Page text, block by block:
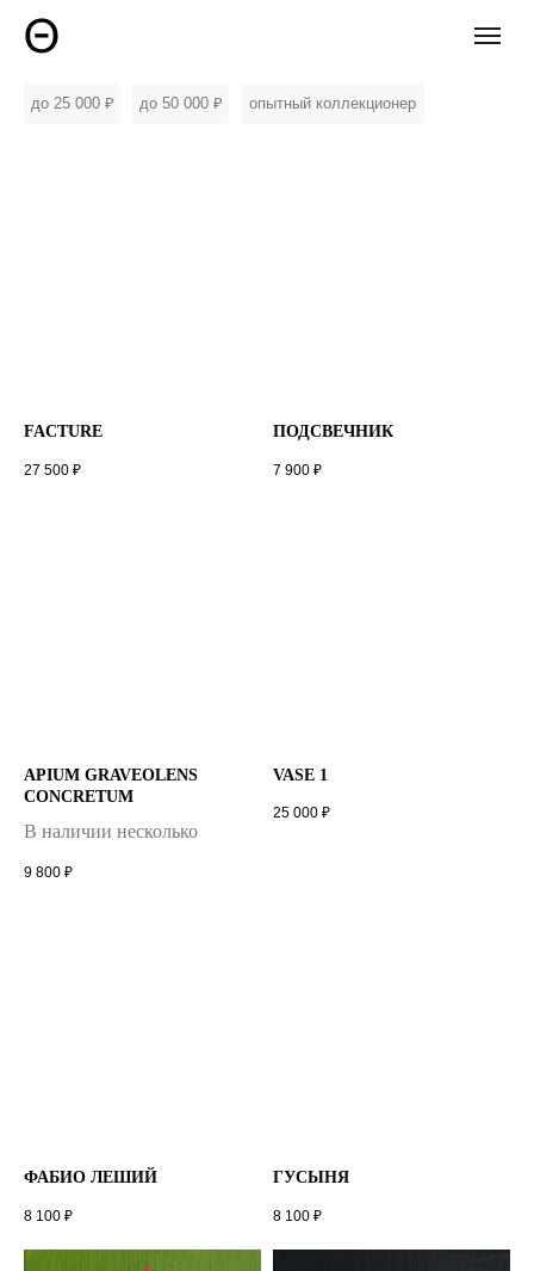
до 25 000 ₽ до 50 000 ₽ опытный коллекционер
FACTURE
27 500 ₽
ПОДСВЕЧНИК
7 900 ₽
APIUM GRAVEOLENS
CONCRETUM
В наличии несколько
9 800 ₽
VASE 1
25 000 ₽
ФАБИО ЛЕШИЙ
8 100 ₽
ГУСЫНЯ
8 100 ₽